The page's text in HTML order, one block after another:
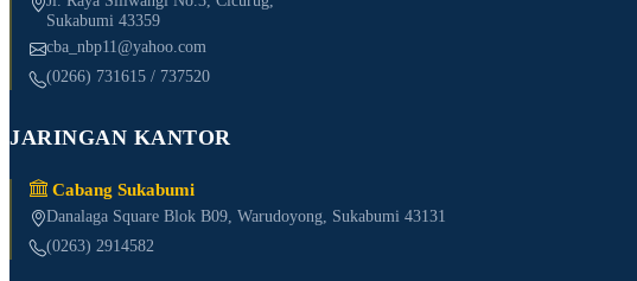
Sukabumi 43359
cba_nbp11@yahoo.com
(0266) 731615 / 737520
JARINGAN KANTOR
Cabang Sukabumi
Danalaga Square Blok B09, Warudoyong, Sukabumi 43131
(0263) 2914582